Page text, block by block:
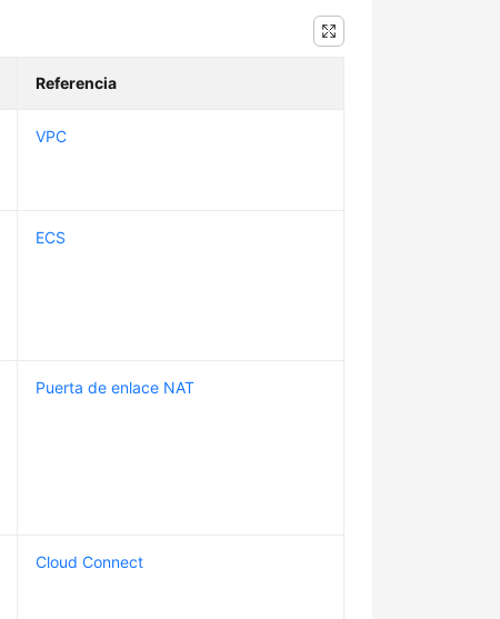
Referencia
VPC
ECS
Puerta de enlace NAT
Cloud Connect